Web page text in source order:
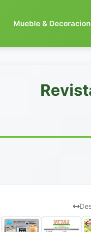
Mueble & Decoracion